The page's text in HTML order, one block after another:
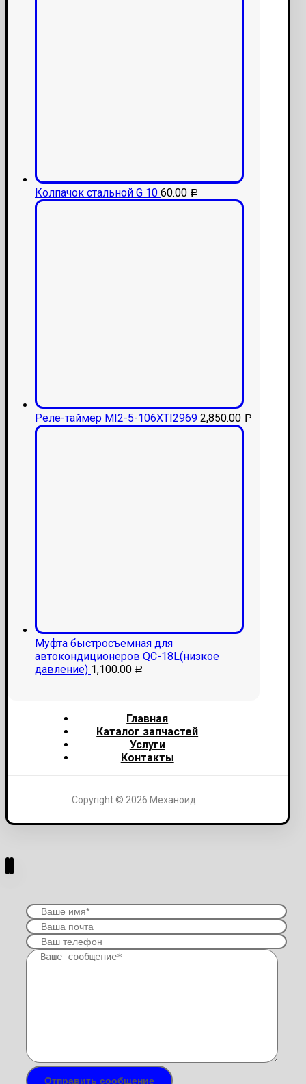
Колпачок стальной G 10 60.00 Р
Реле-таймер MI2-5-106XTI2969 2,850.00 Р
Муфта быстросъемная для
автокондиционеров QC-18L(низкое
давление) 1,100.00 Р
Главная
Каталог запчастей
Услуги
Контакты
Copyright © 2026 Механоид